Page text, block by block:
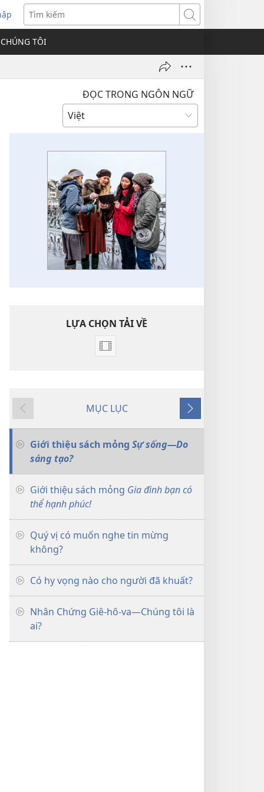
Tìm
kiếm
TÔI
ĐỌC TRONG NGÔN NGỮ
LỰA CHỌN TẢI VỀ
Lựa
video
giới
thiệu
thánh
Trước
MỤC LỤC
Tiếp
theo
Giới thiệu sách mỏng Sự sống—Do
sáng tạo?
Giới thiệu sách mỏng Gia đình bạn có
thể hạnh phúc!
Quý vị có muốn nghe tin mừng
không?
Có hy vọng nào cho người đã khuất?
Nhân Chứng Giê-hô-va​—Chúng tôi là
ai?